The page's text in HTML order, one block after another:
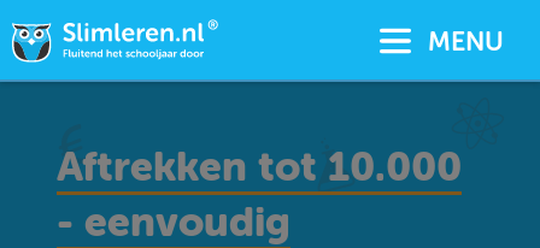
MENU
Aftrekken tot 10.000
- eenvoudig